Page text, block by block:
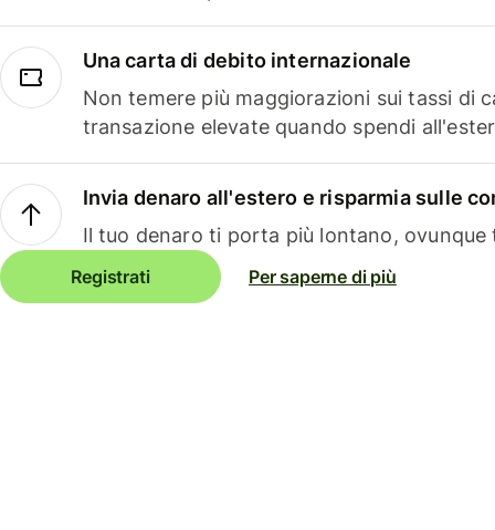
Una carta di debito internazionale
Non temere più maggiorazioni sui tassi di
transazione elevate quando spendi
Invia denaro all'estero e risparmia sulle
Il tuo denaro ti porta più lontano, ovunque
Registrati Per saperne di più